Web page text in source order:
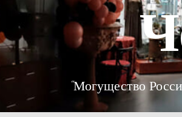
"Могущество